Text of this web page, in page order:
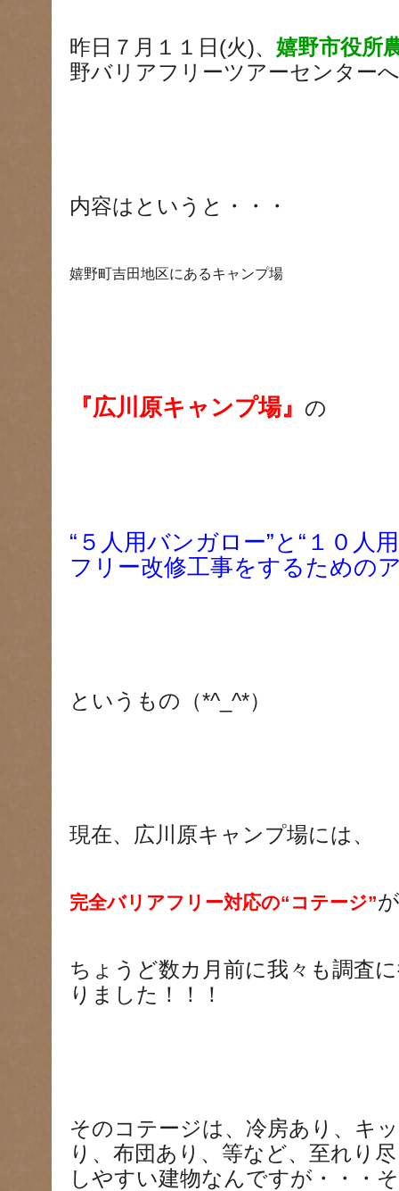
昨日７月１１日(火)、 嬉野市役所
野バリアフリーツアーセンター
内容はというと・・・
嬉野町吉田地区にあるキャンプ場
『広川原キャンプ場』 の
“５人用バンガロー”と“１０人
フリー改修工事をするための
というもの（*^_^*）
現在、広川原キャンプ場には、
完全バリアフリー対応の“コテージ”
ちょうど数カ月前に我々も調査
りました！！！
そのコテージは、冷房あり、キ
り、布団あり、等など、至れり
しやすい建物なんですが・・・